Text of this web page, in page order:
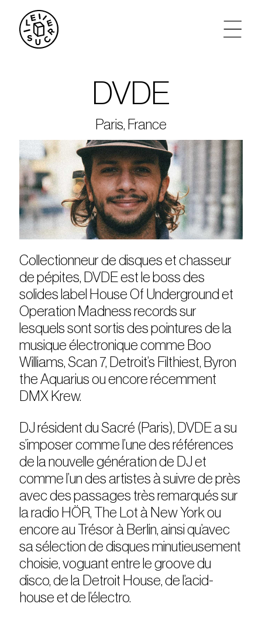
agenda
tickets
le sucre max
partenariats
privatisations
DVDE
Paris, France
Collectionneur de disques et chasseur
de pépites, DVDE est le boss des
solides label House Of Underground et
Operation Madness records sur
lesquels sont sortis des pointures de la
musique électronique comme Boo
Williams, Scan 7, Detroit’s Filthiest, Byron
the Aquarius ou encore récemment
DMX Krew.
DJ résident du Sacré (Paris), DVDE a su
s’imposer comme l’une des références
de la nouvelle génération de DJ et
comme l’un des artistes à suivre de près
avec des passages très remarqués sur
la radio HÖR, The Lot à New York ou
encore au Trésor à Berlin, ainsi qu’avec
sa sélection de disques minutieusement
choisie, voguant entre le groove du
disco, de la Detroit House, de l’acid-
house et de l’électro.